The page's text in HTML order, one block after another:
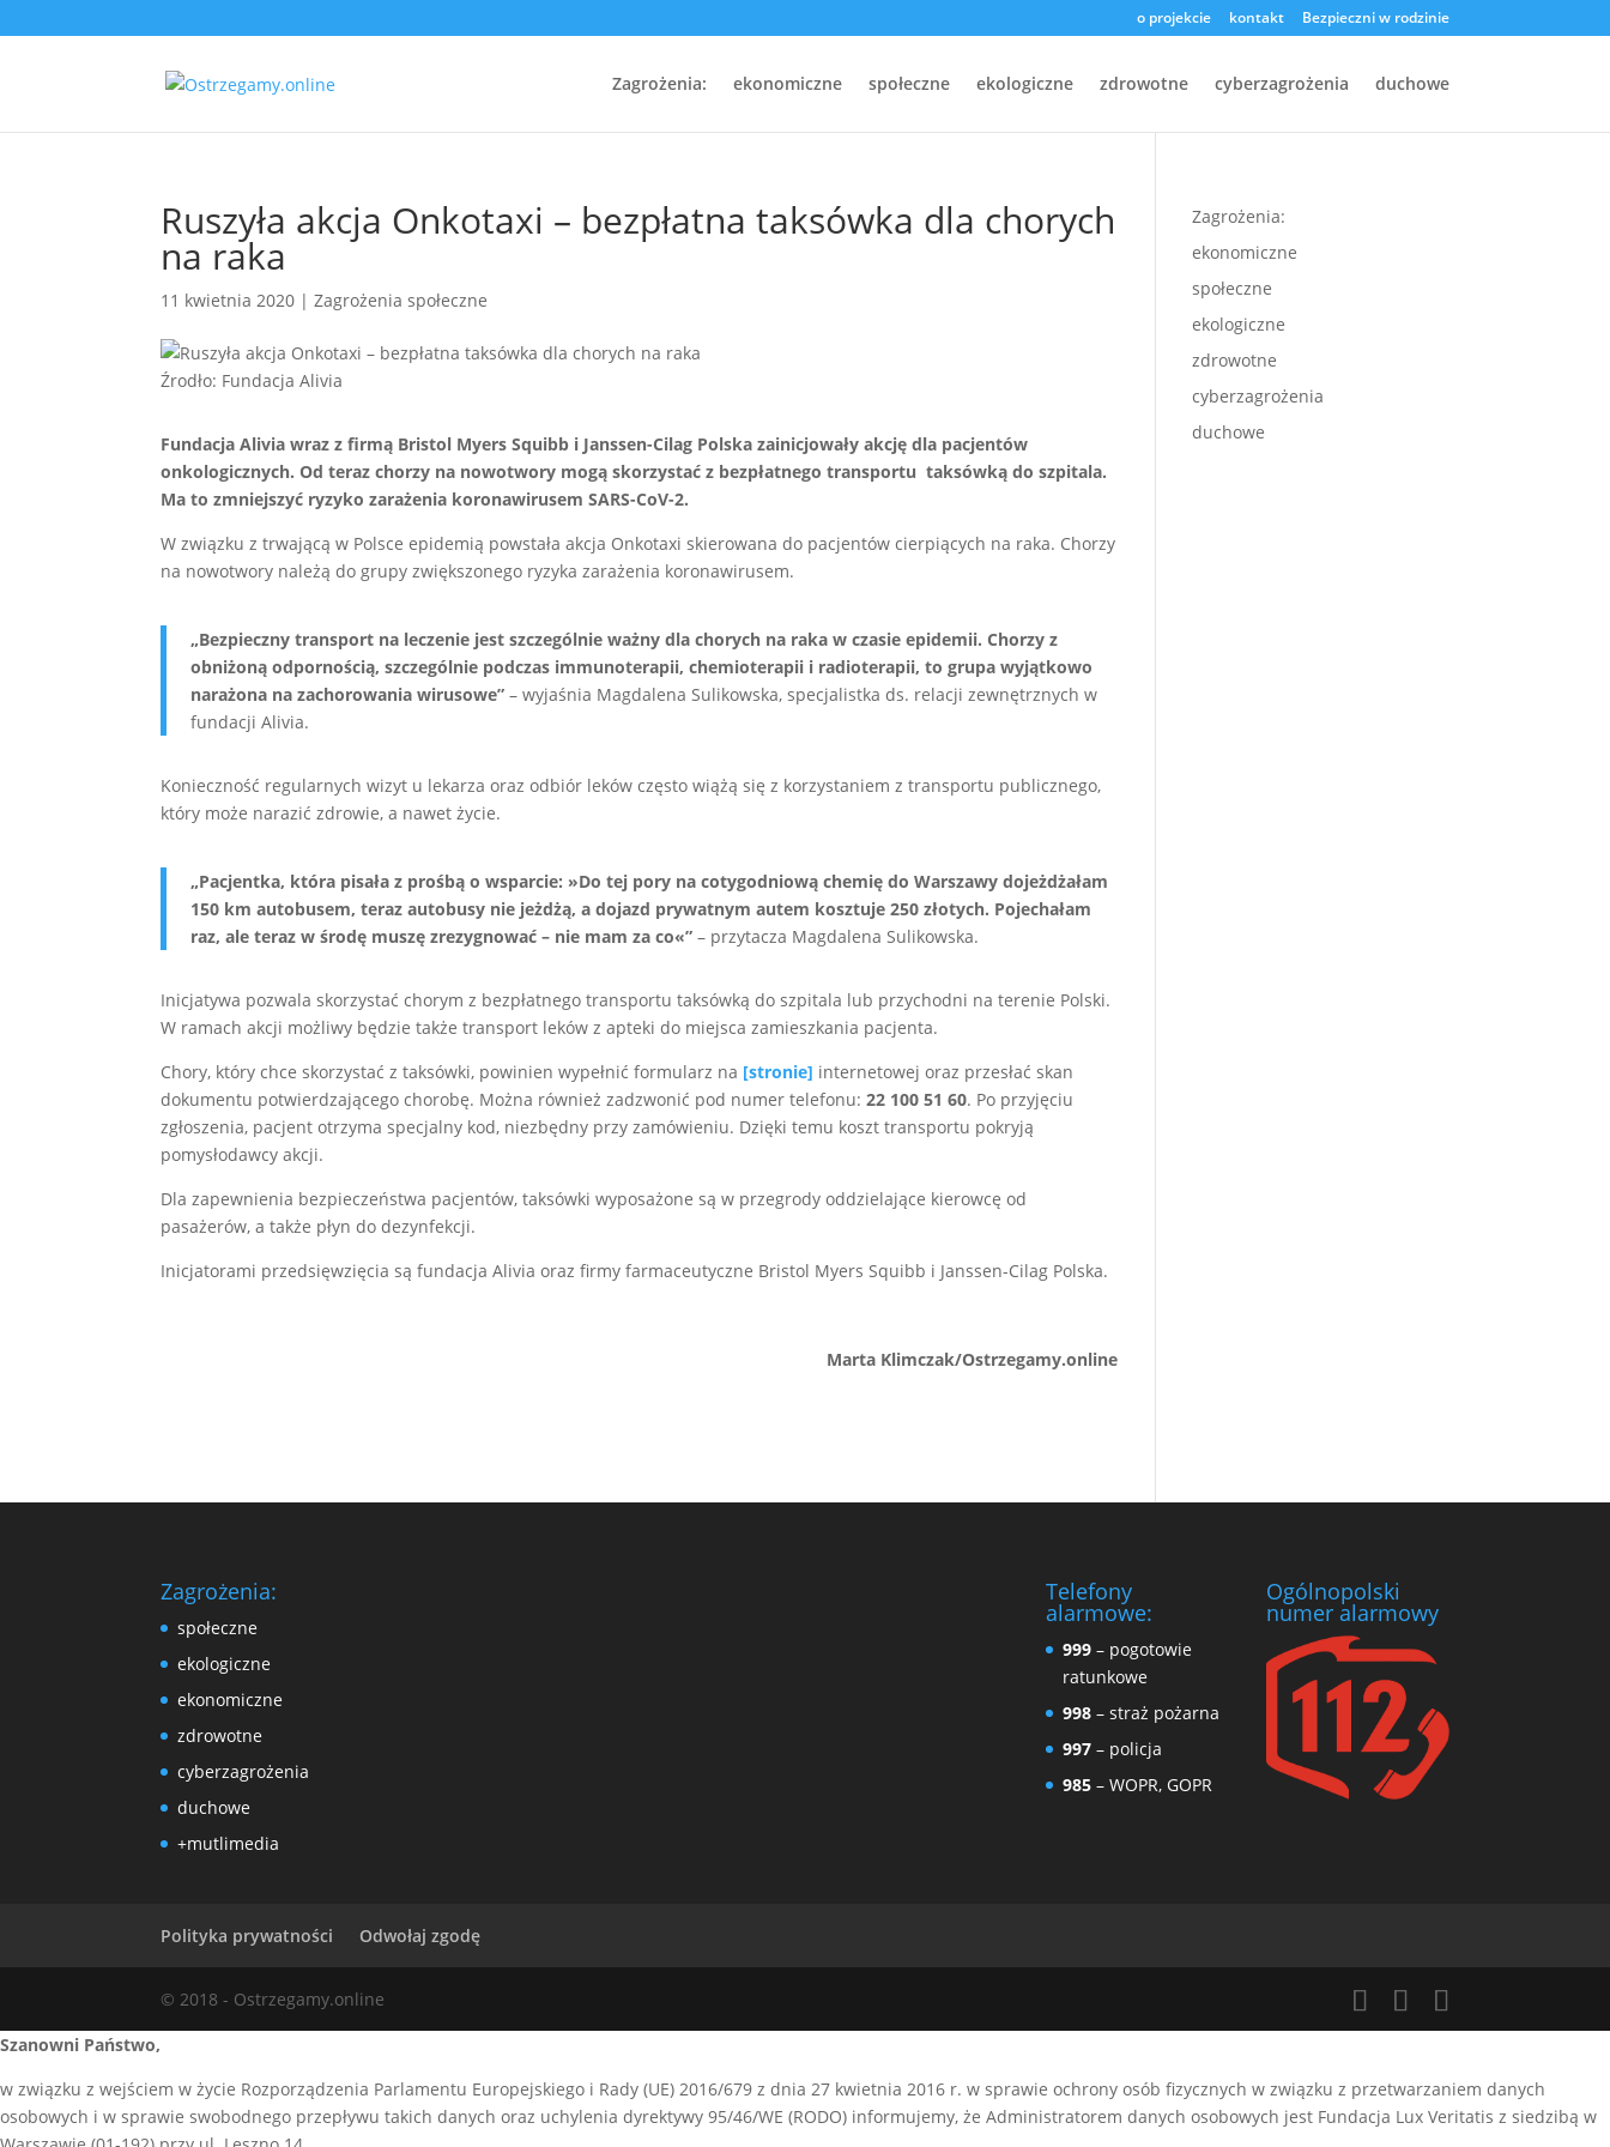
o projekcie kontakt Bezpieczni w rodzinie
Zagrożenia: ekonomiczne społeczne ekologiczne zdrowotne cyberzagrożenia duchowe
Ruszyła akcja Onkotaxi – bezpłatna taksówka dla chorych
na raka
11 kwietnia 2020 |Zagrożenia społeczne
Źrodło: Fundacja Alivia
Fundacja Alivia wraz z firmą Bristol Myers Squibb i Janssen-Cilag Polska zainicjowały akcję dla pacjentów
onkologicznych. Od teraz chorzy na nowotwory mogą skorzystać z bezpłatnego transportu taksówką do szpitala.
Ma to zmniejszyć ryzyko zarażenia koronawirusem SARS-CoV-2.
W związku z trwającą w Polsce epidemią powstała akcja Onkotaxi skierowana do pacjentów cierpiących na raka. Chorzy
na nowotwory należą do grupy zwiększonego ryzyka zarażenia koronawirusem.
„Bezpieczny transport na leczenie jest szczególnie ważny dla chorych na raka w czasie epidemii. Chorzy z
obniżoną odpornością, szczególnie podczas immunoterapii, chemioterapii i radioterapii, to grupa wyjątkowo
narażona na zachorowania wirusowe” – wyjaśnia Magdalena Sulikowska, specjalistka ds. relacji zewnętrznych w
fundacji Alivia.
Konieczność regularnych wizyt u lekarza oraz odbiór leków często wiążą się z korzystaniem z transportu publicznego,
który może narazić zdrowie, a nawet życie.
„Pacjentka, która pisała z prośbą o wsparcie: »Do tej pory na cotygodniową chemię do Warszawy dojeżdżałam
150 km autobusem, teraz autobusy nie jeżdżą, a dojazd prywatnym autem kosztuje 250 złotych. Pojechałam
raz, ale teraz w środę muszę zrezygnować – nie mam za co«” – przytacza Magdalena Sulikowska.
Inicjatywa pozwala skorzystać chorym z bezpłatnego transportu taksówką do szpitala lub przychodni na terenie Polski.
W ramach akcji możliwy będzie także transport leków z apteki do miejsca zamieszkania pacjenta.
Chory, który chce skorzystać z taksówki, powinien wypełnić formularz na [stronie] internetowej oraz przesłać skan
dokumentu potwierdzającego chorobę. Można również zadzwonić pod numer telefonu:22 100 51 60. Po przyjęciu
zgłoszenia, pacjent otrzyma specjalny kod, niezbędny przy zamówieniu. Dzięki temu koszt transportu pokryją
pomysłodawcy akcji.
Dla zapewnienia bezpieczeństwa pacjentów, taksówki wyposażone są w przegrody oddzielające kierowcę od
pasażerów, a także płyn do dezynfekcji.
Inicjatorami przedsięwzięcia są fundacja Alivia oraz firmy farmaceutyczne Bristol Myers Squibb i Janssen-Cilag Polska.
Marta Klimczak/Ostrzegamy.online
Zagrożenia:
ekonomiczne
społeczne
ekologiczne
zdrowotne
cyberzagrożenia
duchowe
Zagrożenia:
społeczne
ekologiczne
ekonomiczne
zdrowotne
cyberzagrożenia
duchowe
+mutlimedia
Telefony
alarmowe:
999– pogotowie
ratunkowe
998– straż pożarna
997– policja
985– WOPR, GOPR
Ogólnopolski
numer alarmowy
Polityka prywatności Odwołaj zgodę
© 2018 - Ostrzegamy.online
Szanowni Państwo,
w związku z wejściem w życie Rozporządzenia Parlamentu Europejskiego i Rady (UE) 2016/679 z dnia 27 kwietnia 2016 r. w sprawie ochrony osób fizycznych w związku z przetwarzaniem danych
osobowych i w sprawie swobodnego przepływu takich danych oraz uchylenia dyrektywy 95/46/WE (RODO) informujemy, że Administratorem danych osobowych jest Fundacja Lux Veritatis z siedzibą w